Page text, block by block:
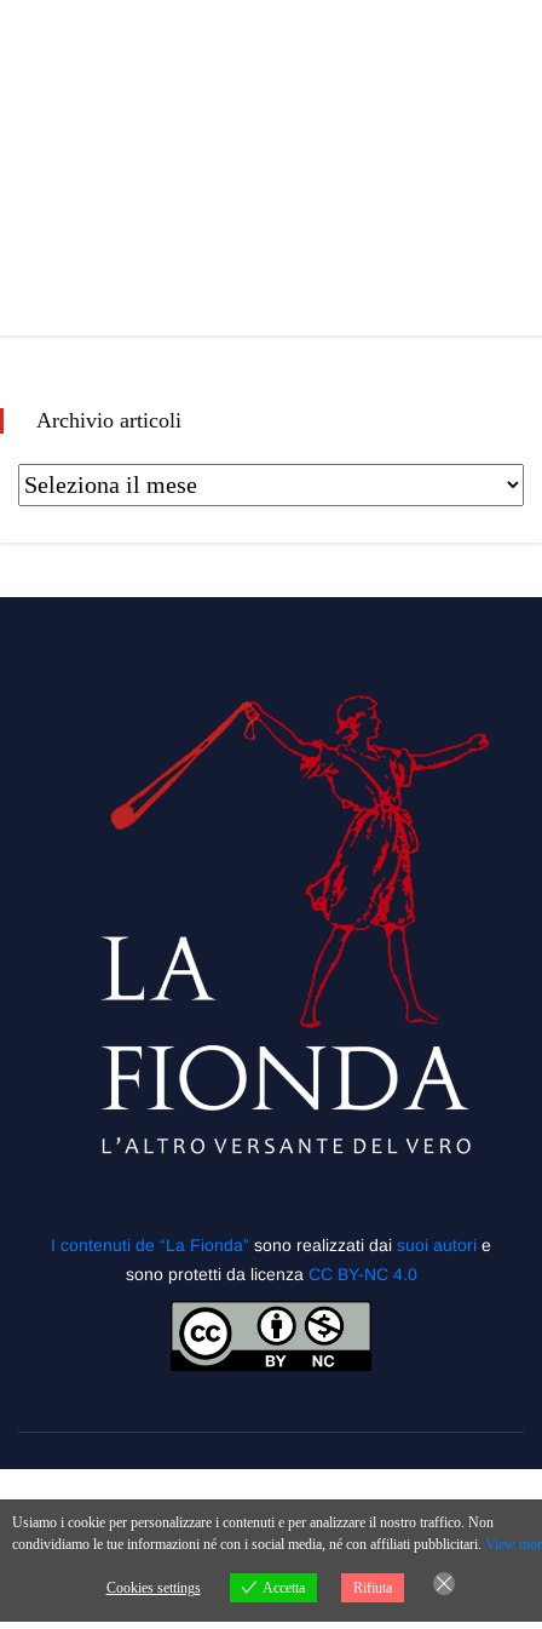
Archivio articoli
I contenuti de “La Fionda” sono realizzati dai suoi autori e
sono protetti da licenza CC BY-NC 4.0
Usiamo i cookie per personalizzare i contenuti e per analizzare il nostro traffico. Non
condividiamo le tue informazioni né con i social media, né con affiliati pubblicitari. View
Cookies settings Accetta Rifiuta